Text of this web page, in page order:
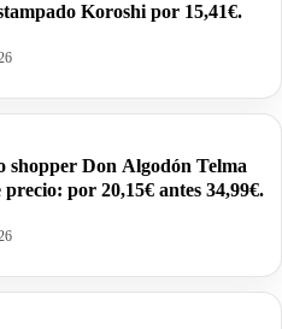
Koroshi por 15,41€.
shopper Don Algodón Telma
precio: por 20,15€ antes 34,99€.